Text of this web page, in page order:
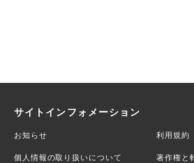
サイトインフォメーション
お知らせ 利用規約
個人情報の取り扱いについて 著作権と